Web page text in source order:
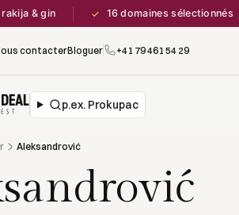
& gin 16 domaines sélectionnés
contacterBloguer +41 79 461 54 29
p.ex. Prokupac
Aleksandrović